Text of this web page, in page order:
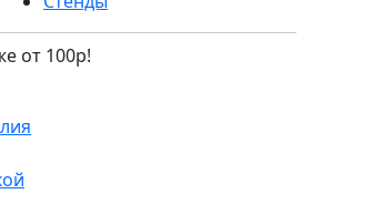
от 100р!